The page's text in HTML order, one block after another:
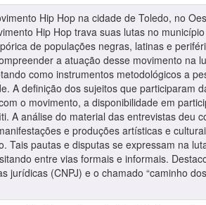
Hip Hop na cidade de Toledo, no
Hip Hop trava suas lutas no
de populações negras, latinas e
a atuação desse movimento na
como instrumentos metodológicos a
A definição dos sujeitos que participaram
o movimento, a disponibilidade em
A análise do material das entrevistas deu
e produções artísticas e
Tais pautas e disputas se expressam na
entre vias formais e informais.
jurídicas (CNPJ) e o chamado “caminho